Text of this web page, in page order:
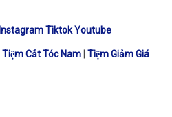
InstagramTiktokYoutube
Tiệm Cắt Tóc Nam Tiệm Giảm Giá